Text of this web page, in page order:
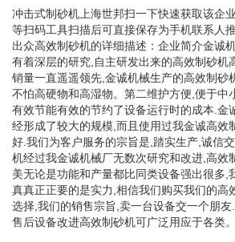
冲击式制砂机上海世邦扫一下快速获取该企
等扫码工具扫描后可直接保存为手机联系人
出众高效制砂机的详细描述：企业简介金诚
有着深层的研究,自主研发出来的高效制砂机
销量一直遥遥领先,金诚机械生产的高效制砂
不怕高硬物和高湿物。第二维护方便,便于中
有效节能有效的节约了设备运行时的成本.金
经形成了较大的规模,而且使用过我金诚高效
好.我们为客户服务的宗旨是,踏实生产,诚信
机经过我金诚机械厂无数次研究和改进,高效
美无论是功能和产量都比同类设备强出很多,
真真正正要的是实力,相信我们购买我们的高
选择,我们的销售宗旨,卖一台设备交一个朋
售后设备改进高效制砂机可广泛用应于各类。